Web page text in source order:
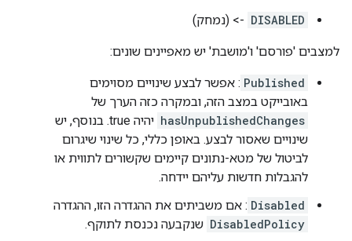
DISABLED -> (נמחק)
למצבים 'פורסם' ו'מושבת' יש מאפיינים שונים:
Published : אפשר לבצע שינויים מסוימים
באובייקט במצב הזה, ובמקרה כזה הערך של
hasUnpublishedChanges
יהיה true. בנוסף, יש
שינויים שאסור לבצע. באופן כללי, כל שינוי שיגרום
לביטול של מטא-נתונים קיימים שקשורים לתווית או
להגבלות חדשות עליהם יידחה.
Disabled : אם משביתים את ההגדרה הזו, ההגדרה
DisabledPolicy שנקבעה נכנסת לתוקף.